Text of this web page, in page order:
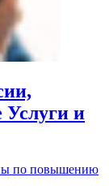
и
по повышению